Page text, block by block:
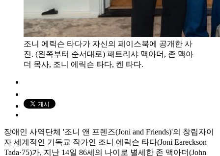
조니 에릭슨 타다가 자신의 페이스북에 공개한 사
진. (왼쪽부터 순서대로) 패트리샤 맥아더, 존 맥아
더 목사, 조니 에릭슨 타다, 켄 타다.
장애인 사역단체 '조니 앤 프렌즈(Joni and Friends)'의 창립자이
자 세계적인 기독교 작가인 조니 에릭슨 타다(Joni Eareckson
Tada·75)가, 지난 14일 86세의 나이로 별세한 존 맥아더(John